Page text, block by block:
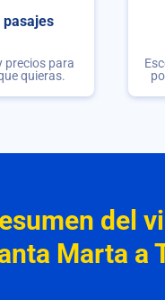
pasajes
precios para
quieras.
del
Marta a